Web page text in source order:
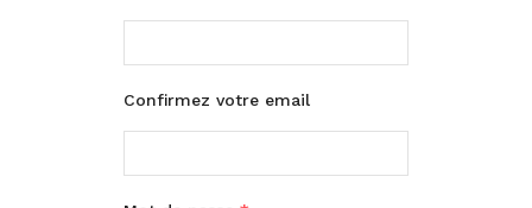
Confirmez votre email